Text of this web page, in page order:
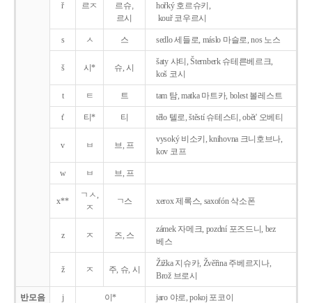
ř 르ㅈ
르슈,
르시
hořký 호르슈키,
kouř 코우르시
s ㅅ 스 sedlo 세들로, máslo 마슬로, nos 노스
š 시* 슈, 시
šaty 샤티, Šternberk 슈테른베르크,
koš 코시
t ㅌ 트 tam 탐, matka 마트카, bolest 볼레스트
t' 티* 티 tělo 텔로, štěstí 슈테스티, obět' 오베티
v ㅂ 브, 프
vysoký 비소키, knihovna 크니호브나,
kov 코프
w ㅂ 브, 프
x**
ㄱㅅ,
ㅈ
ㄱ스 xerox 제록스, saxofón 삭소폰
z ㅈ 즈, 스
zámek 자메크, pozdní 포즈드니, bez
베스
ž ㅈ 주, 슈, 시
Žižka 지슈카, Žvěřina 주베르지나,
Brož 브로시
반모음 j 이* jaro 야로, pokoj 포코이